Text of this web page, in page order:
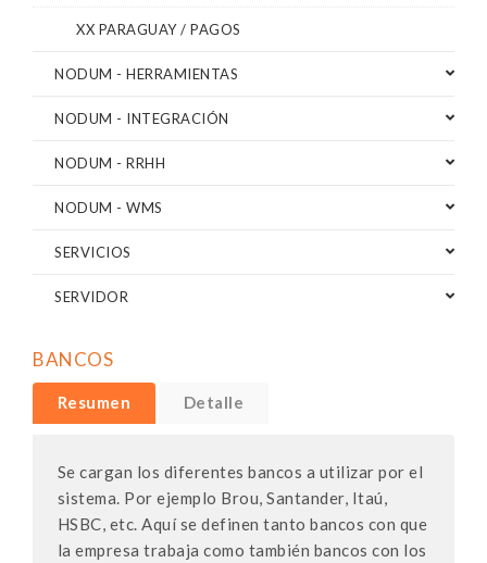
XX PARAGUAY / PAGOS
NODUM - HERRAMIENTAS
NODUM - INTEGRACIÓN
NODUM - RRHH
NODUM - WMS
SERVICIOS
SERVIDOR
BANCOS
Resumen Detalle
Se cargan los diferentes bancos a utilizar por el
sistema. Por ejemplo Brou, Santander, Itaú,
HSBC, etc. Aquí se definen tanto bancos con que
la empresa trabaja como también bancos con los